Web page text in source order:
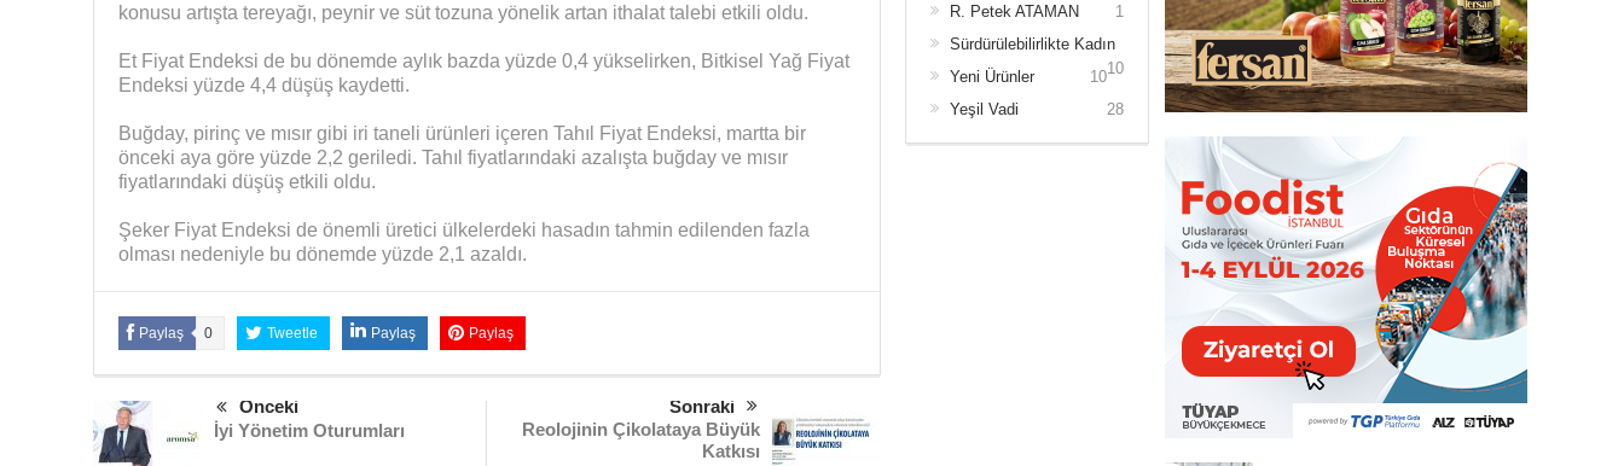
konusu artışta tereyağı, peynir ve süt tozuna yönelik artan ithalat talebi etkili oldu.
Et Fiyat Endeksi de bu dönemde aylık bazda yüzde 0,4 yükselirken, Bitkisel Yağ Fiyat
Endeksi yüzde 4,4 düşüş kaydetti.
Buğday, pirinç ve mısır gibi iri taneli ürünleri içeren Tahıl Fiyat Endeksi, martta bir
önceki aya göre yüzde 2,2 geriledi. Tahıl fiyatlarındaki azalışta buğday ve mısır
fiyatlarındaki düşüş etkili oldu.
Şeker Fiyat Endeksi de önemli üretici ülkelerdeki hasadın tahmin edilenden fazla
olması nedeniyle bu dönemde yüzde 2,1 azaldı.
Paylaş 0 Tweetle Paylaş Paylaş
Önceki
İyi Yönetim Oturumları
Sonraki
Reolojinin Çikolataya Büyük
Katkısı
R. Petek ATAMAN
1
Sürdürülebilirlikte Kadın
10
Yeni Ürünler
10
Yeşil Vadi
28